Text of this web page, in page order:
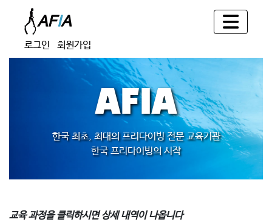
로그인 회원가입
AFIA
한국 최초, 최대의 프리다이빙 전문 교육기관
한국 프리다이빙의 시작
교육 과정을 클릭하시면 상세 내역이 나옵니다